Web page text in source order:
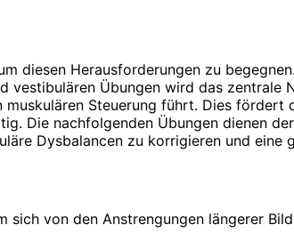
diesen Herausforderungen zu
Übungen wird das zentrale
Steuerung führt. Dies
Die nachfolgenden Übungen dienen
Dysbalancen zu korrigieren und eine
von den Anstrengungen längerer